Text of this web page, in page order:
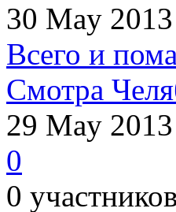
30 May
Всего и
Смотра
29 May 2013
0
0 участников